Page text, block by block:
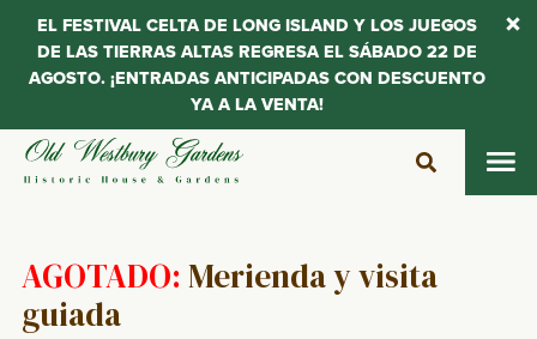
Saltar
AGOTADO: Merienda y visita
guiada
EL FESTIVAL CELTA DE LONG ISLAND Y LOS JUEGOS
DE LAS TIERRAS ALTAS REGRESA EL SÁBADO 22 DE
AGOSTO. ¡ENTRADAS ANTICIPADAS CON DESCUENTO
YA A LA VENTA!